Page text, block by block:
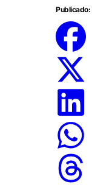
Publicado: